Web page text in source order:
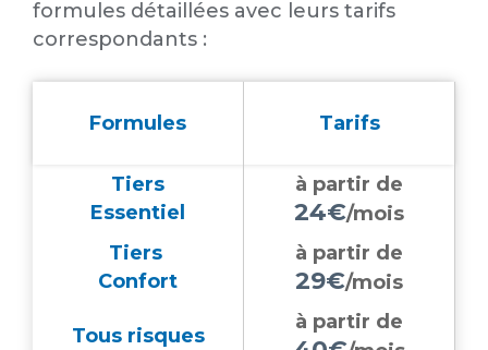
formules détaillées avec leurs tarifs
correspondants :
Formules Tarifs
Tiers
Essentiel
à partir de
24€/mois
Tiers
Confort
à partir de
29€/mois
Tous risques
à partir de